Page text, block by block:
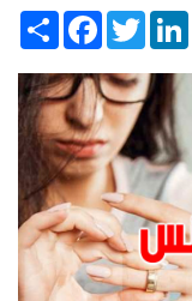
Share
FacebookTwitterLinkedIn